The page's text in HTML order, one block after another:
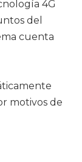
4G
del
cuenta
motivos de